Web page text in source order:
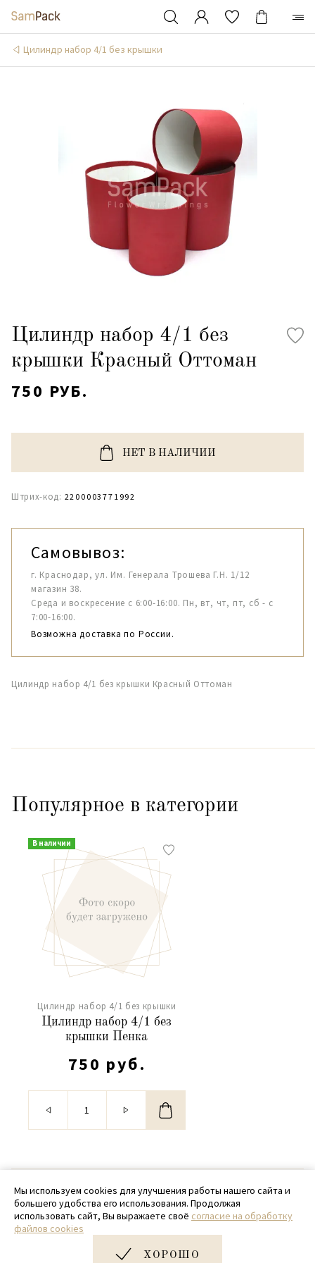
Цилиндр набор 4/1 без крышки
Цилиндр набор 4/1 без
крышки Красный Оттоман
750 РУБ.
НЕТ В НАЛИЧИИ
Штрих-код: 2200003771992
Самовывоз:
г. Краснодар, ул. Им. Генерала Трошева Г.Н. 1/12
магазин 38.
Среда и воскресение с 6:00-16:00. Пн, вт, чт, пт, сб - с
7:00-16:00.
Возможна доставка по России.
Цилиндр набор 4/1 без крышки Красный Оттоман
Популярное в категории
В наличии
Цилиндр набор 4/1 без крышки
Цилиндр набор 4/1 без
крышки Пенка
750 руб.
© 2020 - 2026 SamPack
+ 7 (918) 699-97-87
zakaz@sampack.store
Мы используем cookies для улучшения работы нашего сайта и
большего удобства его использования. Продолжая
использовать сайт, Вы выражаете своё согласие на обработку
файлов cookies
ХОРОШО